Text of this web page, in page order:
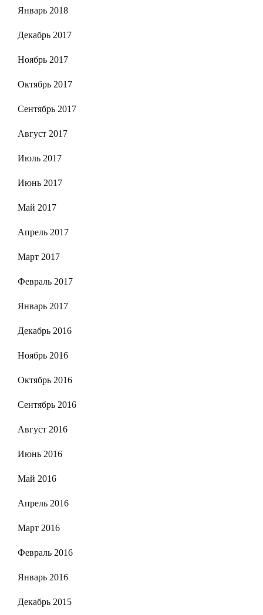
Январь 2018
Декабрь 2017
Ноябрь 2017
Октябрь 2017
Сентябрь 2017
Август 2017
Июль 2017
Июнь 2017
Май 2017
Апрель 2017
Март 2017
Февраль 2017
Январь 2017
Декабрь 2016
Ноябрь 2016
Октябрь 2016
Сентябрь 2016
Август 2016
Июнь 2016
Май 2016
Апрель 2016
Март 2016
Февраль 2016
Январь 2016
Декабрь 2015